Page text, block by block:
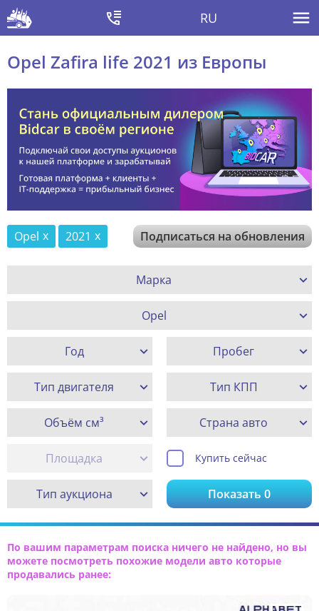
RU
Opel Zafira life 2021 из Европы
Opel 2021 Подписаться на обновления
Марка
Opel
Год Пробег
Тип двигателя Тип КПП
Объём см³ Страна авто
Площадка Купить сейчас
Тип аукциона Показать0
По вашим параметрам поиска ничего не найдено, но вы
можете посмотреть похожие модели авто которые
продавались ранее: